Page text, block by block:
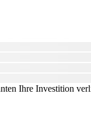
Ihre Investition